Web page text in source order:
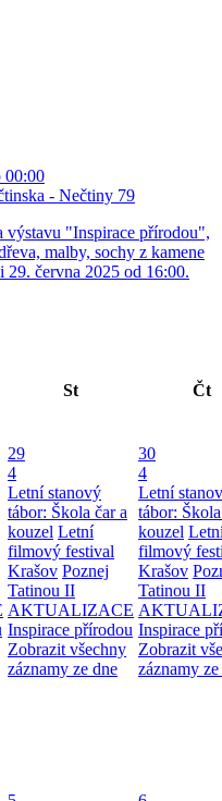
00:00
- Nečtiny 79
výstavu "Inspirace přírodou",
malby, sochy z kamene
29. června 2025 od 16:00.
St Čt
29
4
Letní stanový
tábor: Škola čar a
kouzel Letní
filmový festival
Krašov Poznej
Tatinou II
AKTUALIZACE
Inspirace přírodou
Zobrazit všechny
záznamy ze dne
30
4
Letní
tábor:
kouzel
filmový
Krašov
Tatinou II
Inspirace
Zobrazit
záznamy